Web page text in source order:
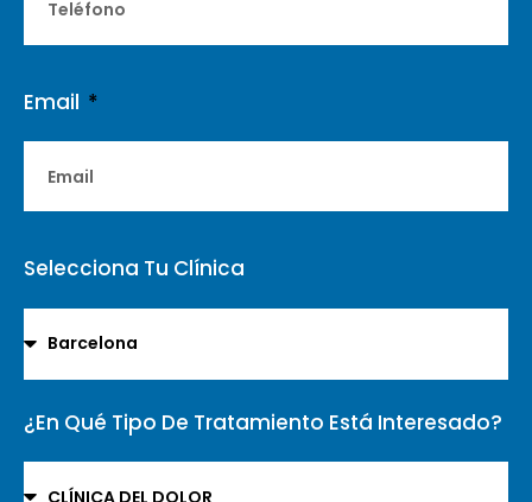
Email
Selecciona Tu Clínica
¿En Qué Tipo De Tratamiento Está Interesado?